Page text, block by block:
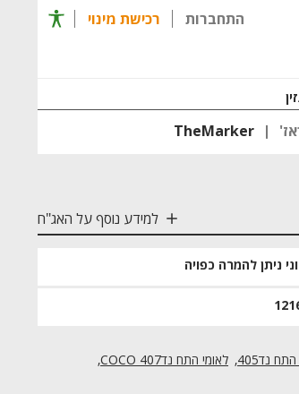
התחברות רכישת מינוי רכישת מינוי
TheMarker
למידע נוסף על האג"ח
ניתן להמרה כפויה
נד405
לאומי התח נד407 COCO